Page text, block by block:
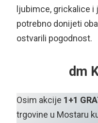
ljubimce, grickalice i
potrebno donijeti
ostvarili pogodnost.
dm
Osim akcije 1+1
trgovine u Mostaru